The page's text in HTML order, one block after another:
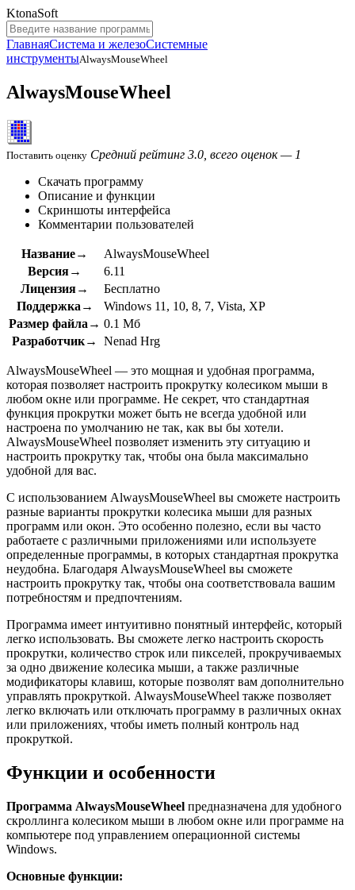
KtonaSoft
ГлавнаяСистема и железоСистемные
инструментыAlwaysMouseWheel
AlwaysMouseWheel
Поставить оценку Средний рейтинг 3.0, всего оценок — 1
Скачать программу
Описание и функции
Скриншоты интерфейса
Комментарии пользователей
Название→
AlwaysMouseWheel
Версия→
6.11
Лицензия→
Бесплатно
Поддержка→
Windows 11, 10, 8, 7, Vista, XP
Размер файла→ 0.1 Мб
Разработчик→
Nenad Hrg
AlwaysMouseWheel — это мощная и удобная программа,
которая позволяет настроить прокрутку колесиком мыши в
любом окне или программе. Не секрет, что стандартная
функция прокрутки может быть не всегда удобной или
настроена по умолчанию не так, как вы бы хотели.
AlwaysMouseWheel позволяет изменить эту ситуацию и
настроить прокрутку так, чтобы она была максимально
удобной для вас.
С использованием AlwaysMouseWheel вы сможете настроить
разные варианты прокрутки колесика мыши для разных
программ или окон. Это особенно полезно, если вы часто
работаете с различными приложениями или используете
определенные программы, в которых стандартная прокрутка
неудобна. Благодаря AlwaysMouseWheel вы сможете
настроить прокрутку так, чтобы она соответствовала вашим
потребностям и предпочтениям.
Программа имеет интуитивно понятный интерфейс, который
легко использовать. Вы сможете легко настроить скорость
прокрутки, количество строк или пикселей, прокручиваемых
за одно движение колесика мыши, а также различные
модификаторы клавиш, которые позволят вам дополнительно
управлять прокруткой. AlwaysMouseWheel также позволяет
легко включать или отключать программу в различных окнах
или приложениях, чтобы иметь полный контроль над
прокруткой.
Функции и особенности
Программа AlwaysMouseWheel предназначена для удобного
скроллинга колесиком мыши в любом окне или программе на
компьютере под управлением операционной системы
Windows.
Основные функции: